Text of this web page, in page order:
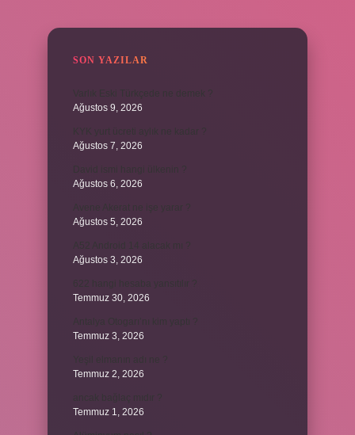
SON YAZILAR
Ağustos 9, 2026
Ağustos 7, 2026
Ağustos 6, 2026
Ağustos 5, 2026
Ağustos 3, 2026
Temmuz 30, 2026
Temmuz 3, 2026
Temmuz 2, 2026
Temmuz 1, 2026